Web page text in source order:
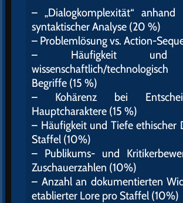
– „Dialogkomplexität“ anhand
syntaktischer Analyse (20 %)
– Problemlösung vs. Action-
– Häufigkeit und
wissenschaftlich/
Begriffe (15 %)
– Kohärenz bei
Hauptcharaktere (15 %)
– Häufigkeit und Tiefe ethischer
Staffel (10%)
– Publikums- und
Zuschauerzahlen (10%)
– Anzahl an dokumentierten
etablierter Lore pro Staffel (10%)